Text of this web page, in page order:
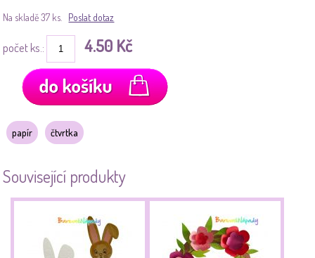
Na skladě 37 ks. Poslat dotaz
počet ks.: 4.50 Kč
papír čtvrtka
Související produkty